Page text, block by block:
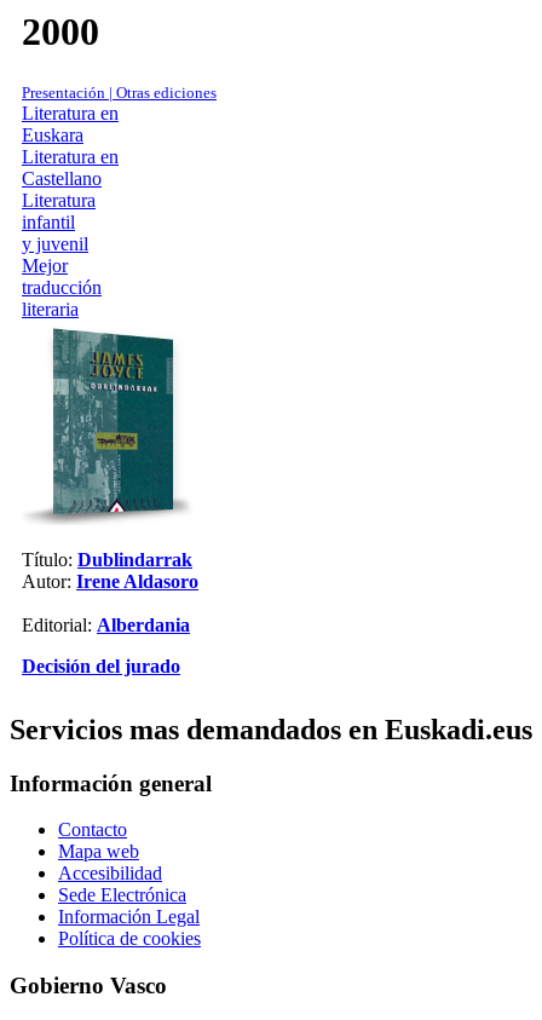
2000
Presentación | Otras ediciones
Literatura en
Euskara
Literatura en
Castellano
Literatura
infantil
y juvenil
Mejor
traducción
literaria
Título: Dublindarrak
Autor: Irene Aldasoro
Editorial: Alberdania
Decisión del jurado
Servicios mas demandados en Euskadi.eus
Información general
Contacto
Mapa web
Accesibilidad
Sede Electrónica
Información Legal
Política de cookies
Gobierno Vasco